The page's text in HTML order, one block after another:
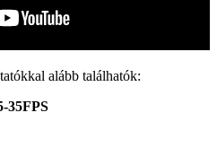
alább találhatók:
35FPS